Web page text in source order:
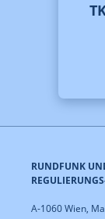
RUNDFUNK
A-1060 Wien,